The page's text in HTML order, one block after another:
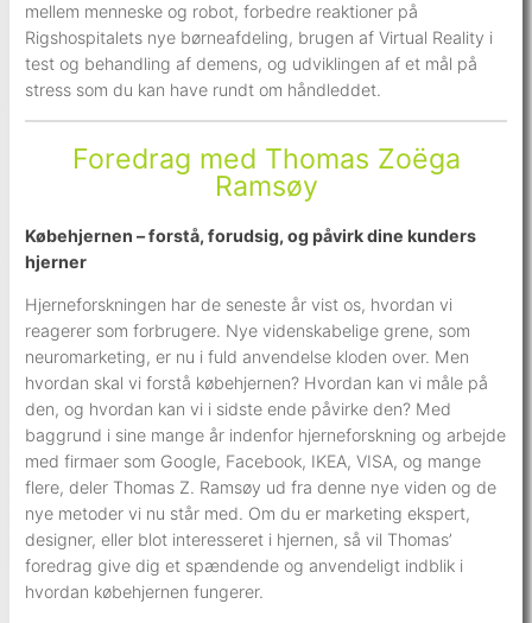
mellem menneske og robot, forbedre reaktioner på
Rigshospitalets nye børneafdeling, brugen af Virtual Reality i
test og behandling af demens, og udviklingen af et mål på
stress som du kan have rundt om håndleddet.
Foredrag med Thomas Zoëga
Ramsøy
Købehjernen – forstå, forudsig, og påvirk dine kunders
hjerner
Hjerneforskningen har de seneste år vist os, hvordan vi
reagerer som forbrugere. Nye videnskabelige grene, som
neuromarketing, er nu i fuld anvendelse kloden over. Men
hvordan skal vi forstå købehjernen? Hvordan kan vi måle på
den, og hvordan kan vi i sidste ende påvirke den? Med
baggrund i sine mange år indenfor hjerneforskning og arbejde
med firmaer som Google, Facebook, IKEA, VISA, og mange
flere, deler Thomas Z. Ramsøy ud fra denne nye viden og de
nye metoder vi nu står med. Om du er marketing ekspert,
designer, eller blot interesseret i hjernen, så vil Thomas’
foredrag give dig et spændende og anvendeligt indblik i
hvordan købehjernen fungerer.